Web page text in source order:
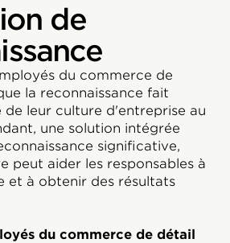
de
du commerce de
la reconnaissance fait
leur culture d'entreprise au
une solution intégrée
significative,
peut aider les responsables à
et à obtenir des résultats
du commerce de détail